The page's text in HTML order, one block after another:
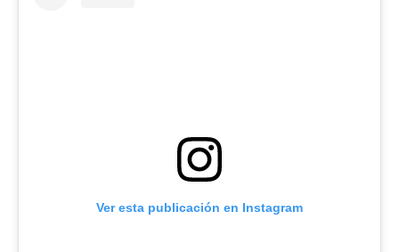
Ver esta publicación en Instagram